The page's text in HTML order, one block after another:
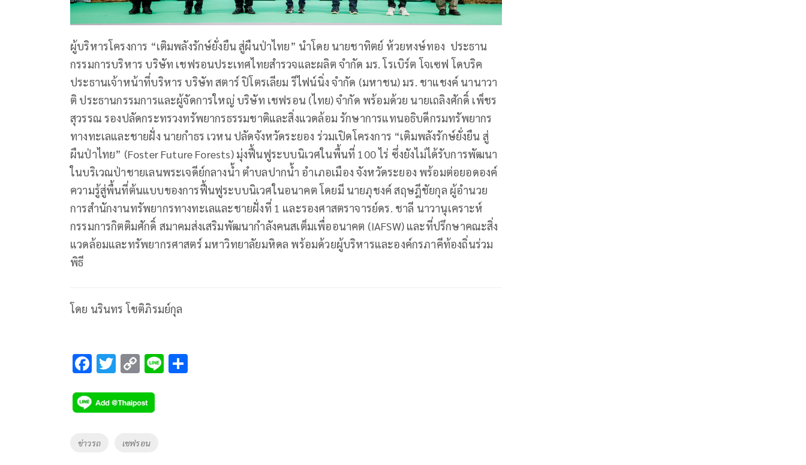
ผู้บริหารโครงการ “เติมพลังรักษ์ยั่งยืน สู่ผืนป่าไทย” นำโดย นายชาทิตย์ ห้วยหงษ์ทอง ประธาน
กรรมการบริหาร บริษัท เชฟรอนประเทศไทยสำรวจและผลิต จำกัด มร. โรเบิร์ต โจเซฟ โดบริค
ประธานเจ้าหน้าที่บริหาร บริษัท สตาร์ ปิโตรเลียม รีไฟน์นิ่ง จำกัด (มหาชน) มร. ชาแชงค์ นานาวา
ติ ประธานกรรมการและผู้จัดการใหญ่ บริษัท เชฟรอน (ไทย) จำกัด พร้อมด้วย นายเถลิงศักดิ์ เพ็ชร
สุวรรณ รองปลัดกระทรวงทรัพยากรธรรมชาติและสิ่งแวดล้อม รักษาการแทนอธิบดีกรมทรัพยากร
ทางทะเลและชายฝั่ง นายกำธร เวหน ปลัดจังหวัดระยอง ร่วมเปิดโครงการ “เติมพลังรักษ์ยั่งยืน สู่
ผืนป่าไทย” (Foster Future Forests) มุ่งฟื้นฟูระบบนิเวศในพื้นที่ 100 ไร่ ซึ่งยังไม่ได้รับการพัฒนา
ในบริเวณป่าชายเลนพระเจดีย์กลางน้ำ ตำบลปากน้ำ อำเภอเมือง จังหวัดระยอง พร้อมต่อยอดองค์
ความรู้สู่พื้นที่ต้นแบบของการฟื้นฟูระบบนิเวศในอนาคต โดยมี นายภุชงค์ สฤษฎีชัยกุล ผู้อำนวย
การสำนักงานทรัพยากรทางทะเลและชายฝั่งที่ 1 และรองศาสตราจารย์ดร. ชาลี นาวานุเคราะห์
กรรมการกิตติมศักดิ์ สมาคมส่งเสริมพัฒนากำลังคนสเต็มเพื่ออนาคต (IAFSW) และที่ปรึกษาคณะสิ่ง
แวดล้อมและทรัพยากรศาสตร์ มหาวิทยาลัยมหิดล พร้อมด้วยผู้บริหารและองค์กรภาคีท้องถิ่นร่วม
พิธี
โดย นรินทร โชติภิรมย์กุล
F
e
b
o
T
tt
er
C
p
y
Li
Li
Tags
ข่าวรถ เชฟรอน